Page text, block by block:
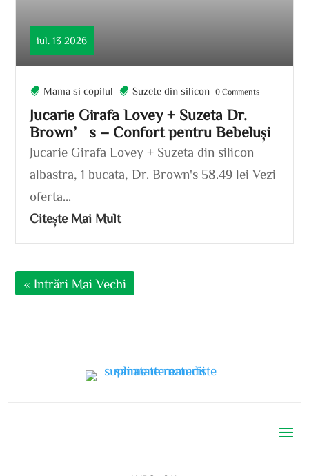
Jucarie Girafa Lovey + Suzeta Dr.
Brown’s – Confort pentru Bebeluși
iul. 13 2026
Mama si copilul Suzete din silicon 0 Comments
Jucarie Girafa Lovey + Suzeta din silicon
albastra, 1 bucata, Dr. Brown's 58.49 lei Vezi
oferta...
Citește Mai Mult
« Intrări Mai Vechi